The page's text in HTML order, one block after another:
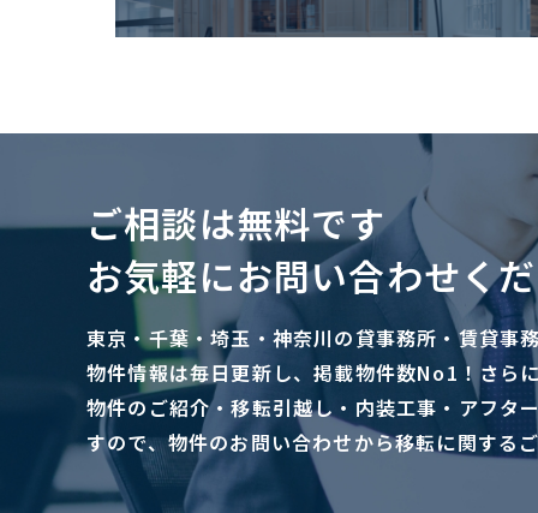
ご相談は無料です
お気軽にお問い合わせく
東京・千葉・埼玉・神奈川の貸事務所・賃貸事
物件情報は毎日更新し、掲載物件数No1！さら
物件のご紹介・移転引越し・内装工事・アフタ
すので、物件のお問い合わせから移転に関する